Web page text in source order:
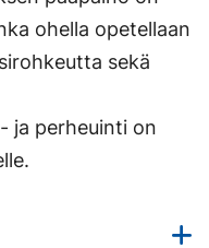
ohella opetellaan
sekä
ja perheuinti on